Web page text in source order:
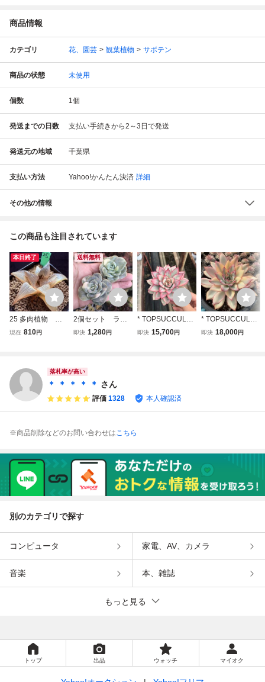
商品情報
カテゴリ 花、園芸 観葉植物 サボテン
商品の状態 未使用
個数 1個
発送までの日数 支払い手続きから2～3日で発送
発送元の地域 千葉県
支払い方法 Yahoo!かんたん決済 詳細
その他の情報
この商品も注目されています
本日終了
25 多肉植物 ハ
オルチア バディ
現在 810円
送料無料
2個セット ラブ
リーローズ錦 エ
即決 1,280円
* TOPSUCCULEN
T 32個 363484 エ
即決 15,700円
* TOPSUCCULEN
T 9個 266351 エ
即決 18,000円
落札率が高い
＊ ＊ ＊ ＊ ＊ さん
評価 1328 本人確認済
※商品削除などのお問い合わせはこちら
別のカテゴリで探す
コンピュータ 家電、AV、カメラ
音楽 本、雑誌
もっと見る
トップ 出品 ウォッチ マイオク